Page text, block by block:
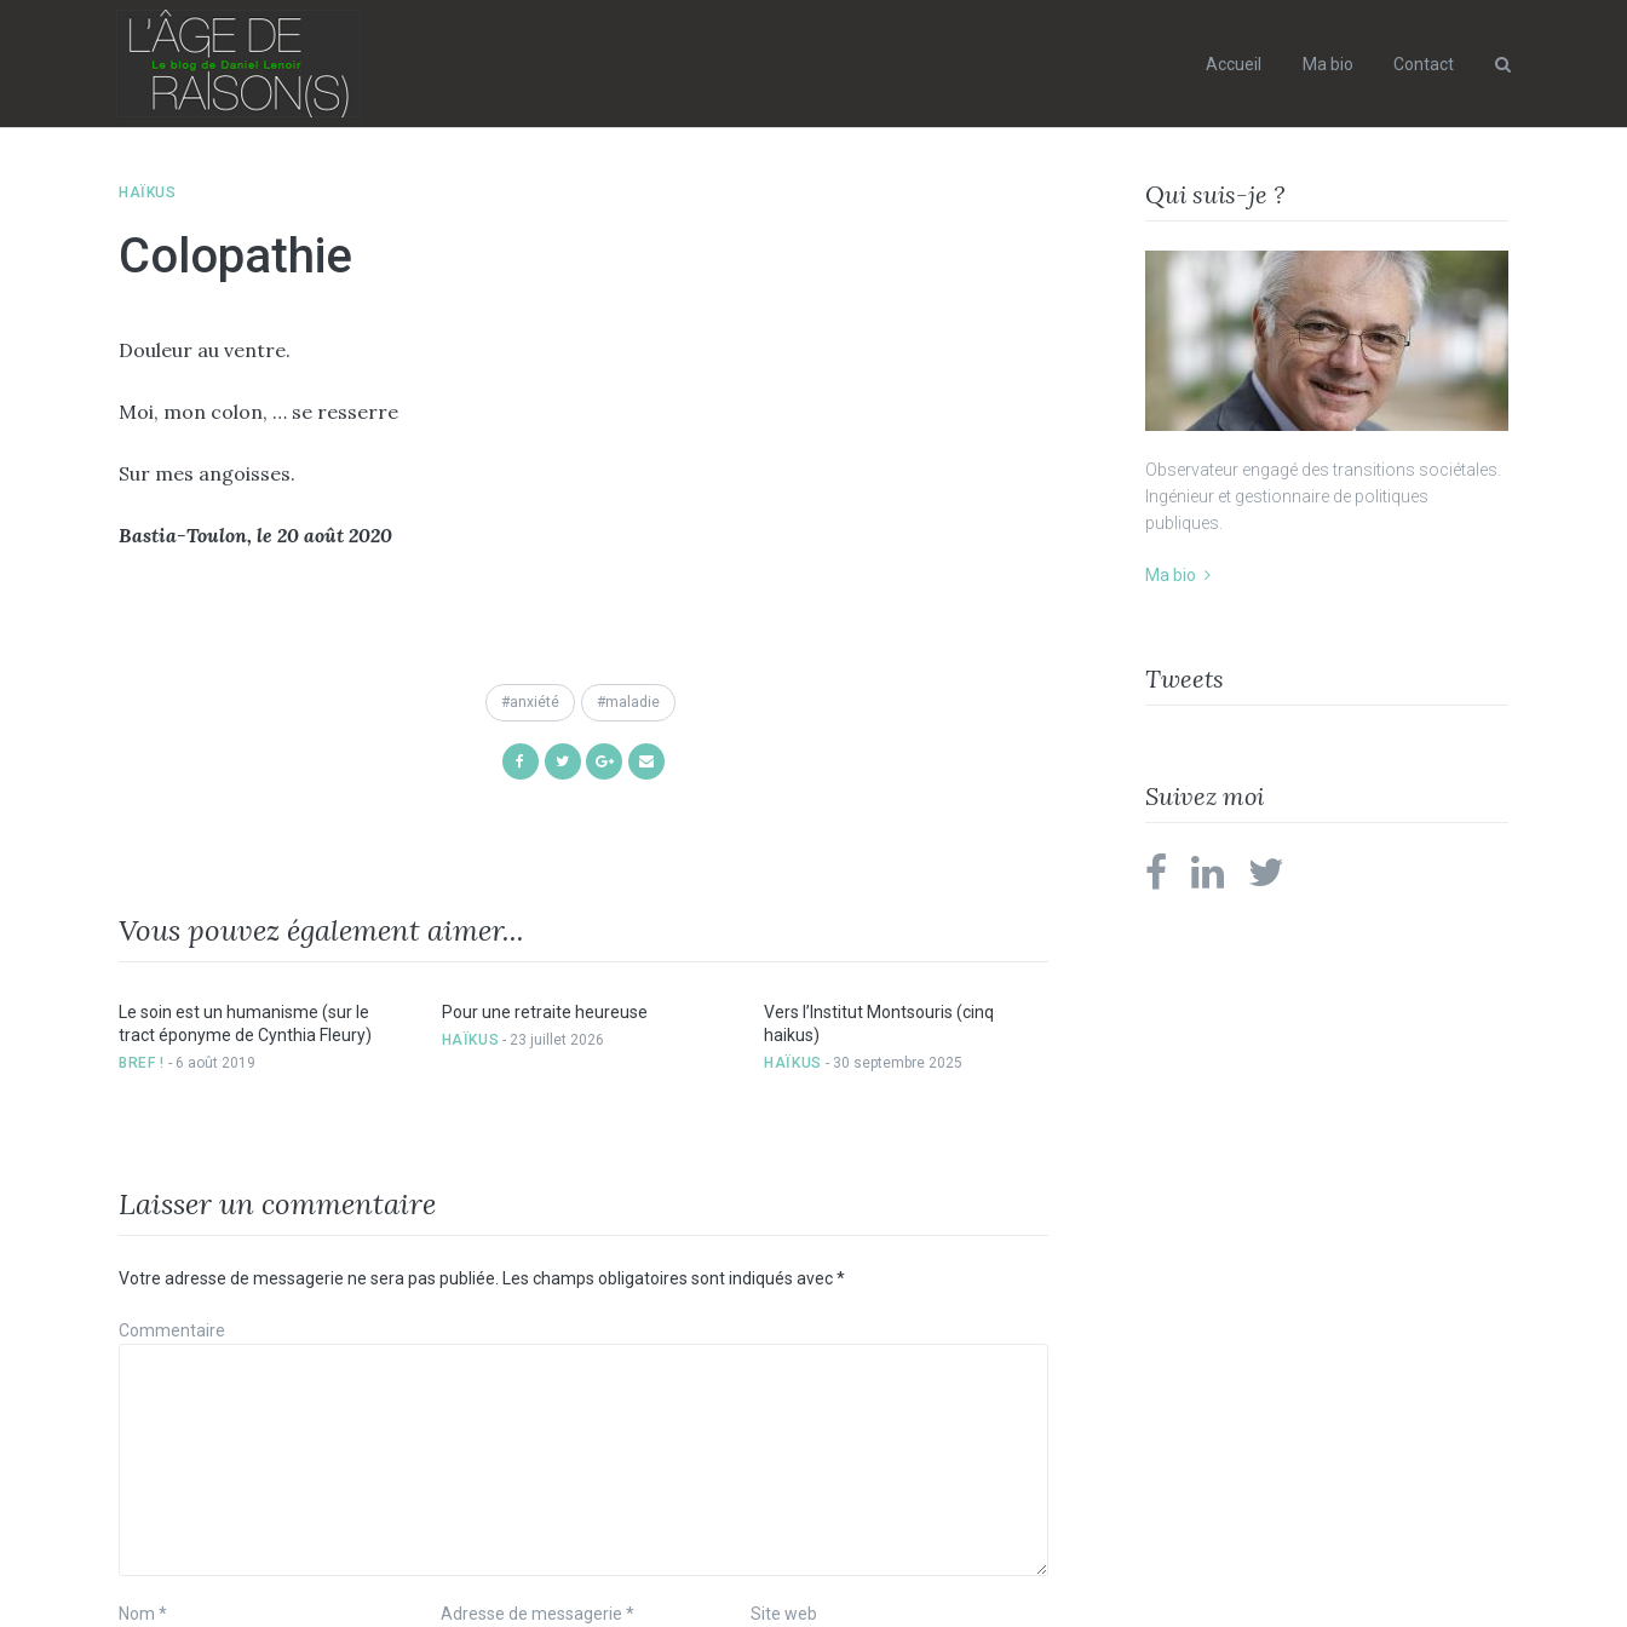
to
Accueil Ma bio Contact
HAÏKUS
Colopathie
Douleur au ventre.
Moi, mon colon, … se resserre
Sur mes angoisses.
Bastia-Toulon, le 20 août 2020
anxiété maladie
ShareShareShare
Vous pouvez également aimer...
Le soin est un humanisme (sur le
tract éponyme de Cynthia Fleury)
BREF ! - 6 août 2019
Pour une retraite heureuse
HAÏKUS - 23 juillet 2026
Vers l’Institut Montsouris (cinq
haikus)
HAÏKUS - 30 septembre 2025
Laisser un commentaire
Votre adresse de messagerie ne sera pas publiée. Les champs obligatoires sont indiqués avec*
Commentaire
Nom * Adresse de messagerie* Site web
Qui suis-je ?
Observateur engagé des transitions sociétales.
Ingénieur et gestionnaire de politiques
publiques.
Ma bio
Tweets
Suivez moi
facebooklinkedin